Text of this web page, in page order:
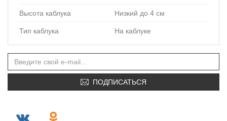
Высота каблука Низкий до 4 см
Тип каблука На каблуке
ПОДПИСАТЬСЯ